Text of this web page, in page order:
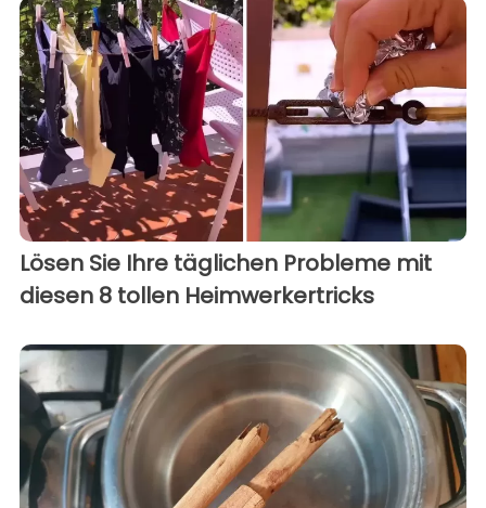
Lösen Sie Ihre täglichen Probleme mit
diesen 8 tollen Heimwerkertricks